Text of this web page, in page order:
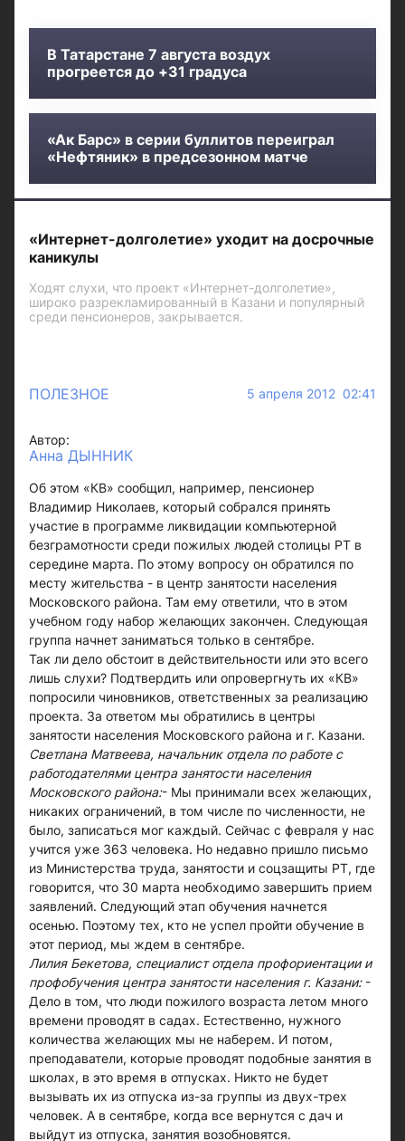
В Татарстане 7 августа воздух
прогреется до +31 градуса
«Ак Барс» в серии буллитов переиграл
«Нефтяник» в предсезонном матче
«Интернет-долголетие» уходит на досрочные
каникулы
Ходят слухи, что проект «Интернет-долголетие»,
широко разрекламированный в Казани и популярный
среди пенсионеров, закрывается.
ПОЛЕЗНОЕ 5 апреля 2012 02:41
Автор:
Анна ДЫННИК
Об этом «КВ» сообщил, например, пенсионер
Владимир Николаев, который собрался принять
участие в программе ликвидации компьютерной
безграмотности среди пожилых людей столицы РТ в
середине марта. По этому вопросу он обратился по
месту жительства - в центр занятости населения
Московского района. Там ему ответили, что в этом
учебном году набор желающих закончен. Следующая
группа начнет заниматься только в сентябре.
Так ли дело обстоит в действительности или это всего
лишь слухи? Подтвердить или опровергнуть их «КВ»
попросили чиновников, ответственных за реализацию
проекта. За ответом мы обратились в центры
занятости населения Московского района и г. Казани.
Светлана Матвеева, начальник отдела по работе с
работодателями центра занятости населения
Московского района:- Мы принимали всех желающих,
никаких ограничений, в том числе по численности, не
было, записаться мог каждый. Сейчас с февраля у нас
учится уже 363 человека. Но недавно пришло письмо
из Министерства труда, занятости и соцзащиты РТ, где
говорится, что 30 марта необходимо завершить прием
заявлений. Следующий этап обучения начнется
осенью. Поэтому тех, кто не успел пройти обучение в
этот период, мы ждем в сентябре.
Лилия Бекетова, специалист отдела профориентации и
профобучения центра занятости населения г. Казани: -
Дело в том, что люди пожилого возраста летом много
времени проводят в садах. Естественно, нужного
количества желающих мы не наберем. И потом,
преподаватели, которые проводят подобные занятия в
школах, в это время в отпусках. Никто не будет
вызывать их из отпуска из-за группы из двух-трех
человек. А в сентябре, когда все вернутся с дач и
выйдут из отпуска, занятия возобновятся.